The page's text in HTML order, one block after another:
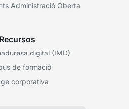
Administració Oberta
Recursos
digital (IMD)
de formació
corporativa